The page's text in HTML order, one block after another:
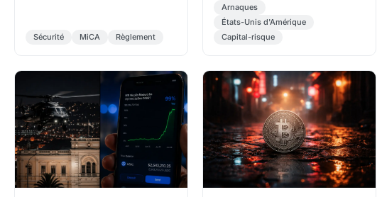
Sécurité MiCA Règlement
0,3% des fonds a réellement touché
un actif numérique.
Arnaques
États-Unis d'Amérique
Capital-risque